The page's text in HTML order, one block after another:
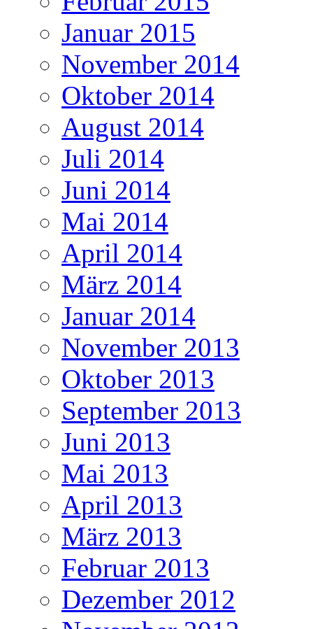
Januar 2015
November 2014
Oktober 2014
August 2014
Juli 2014
Juni 2014
Mai 2014
April 2014
März 2014
Januar 2014
November 2013
Oktober 2013
September 2013
Juni 2013
Mai 2013
April 2013
März 2013
Februar 2013
Dezember 2012